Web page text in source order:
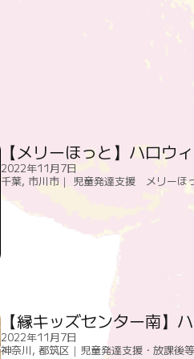
【メリーほっと】ハロウ
2022年11月7日
千葉, 市川市｜ 児童発達支援 メリーほ
【縁キッズセンター南】
2022年11月7日
神奈川, 都筑区｜児童発達支援・放課後